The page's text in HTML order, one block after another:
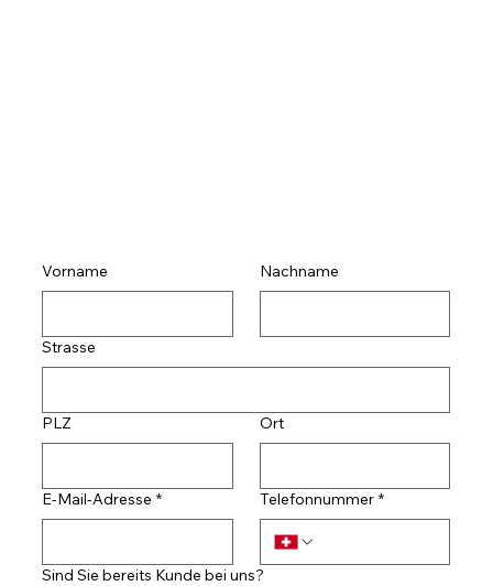
Vorname Nachname
Strasse
PLZ Ort
E-Mail-Adresse * Telefonnummer *
Sind Sie bereits Kunde bei uns?